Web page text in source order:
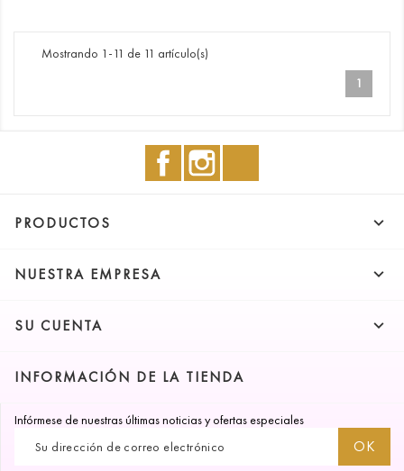
Mostrando 1-11 de 11 artículo(s)
1
Facebook
PRODUCTOS 
NUESTRA EMPRESA 
SU CUENTA 
INFORMACIÓN DE LA TIENDA
Infórmese de nuestras últimas noticias y ofertas especiales